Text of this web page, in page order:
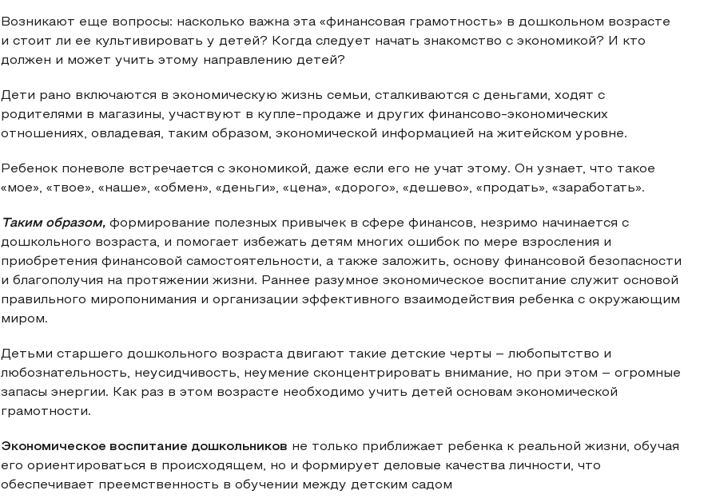
Возникают еще вопросы: насколько важна эта «финансовая грамотность» в дошкольном возрасте
и стоит ли ее культивировать у детей? Когда следует начать знакомство с экономикой? И кто
должен и может учить этому направлению детей?
Дети рано включаются в экономическую жизнь семьи, сталкиваются с деньгами, ходят с
родителями в магазины, участвуют в купле-продаже и других финансово-экономических
отношениях, овладевая, таким образом, экономической информацией на житейском уровне.
Ребенок поневоле встречается с экономикой, даже если его не учат этому. Он узнает, что такое
«мое», «твое», «наше», «обмен», «деньги», «цена», «дорого», «дешево», «продать», «заработать».
Таким образом, формирование полезных привычек в сфере финансов, незримо начинается с
дошкольного возраста, и помогает избежать детям многих ошибок по мере взросления и
приобретения финансовой самостоятельности, а также заложить, основу финансовой безопасности
и благополучия на протяжении жизни. Раннее разумное экономическое воспитание служит основой
правильного миропонимания и организации эффективного взаимодействия ребенка с окружающим
миром.
Детьми старшего дошкольного возраста двигают такие детские черты – любопытство и
любознательность, неусидчивость, неумение сконцентрировать внимание, но при этом – огромные
запасы энергии. Как раз в этом возрасте необходимо учить детей основам экономической
грамотности.
Экономическое воспитание дошкольников не только приближает ребенка к реальной жизни, обучая
его ориентироваться в происходящем, но и формирует деловые качества личности, что
обеспечивает преемственность в обучении между детским садом